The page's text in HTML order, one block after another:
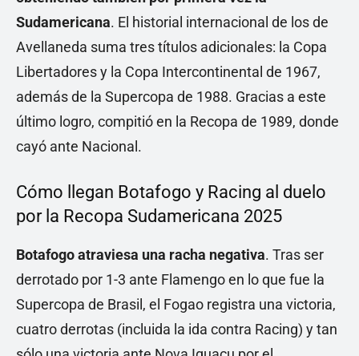
Sudamericana. El historial internacional de los de
Avellaneda suma tres títulos adicionales: la Copa
Libertadores y la Copa Intercontinental de 1967,
además de la Supercopa de 1988. Gracias a este
último logro, compitió en la Recopa de 1989, donde
cayó ante Nacional.
Cómo llegan Botafogo y Racing al duelo
por la Recopa Sudamericana 2025
Botafogo atraviesa una racha negativa. Tras ser
derrotado por 1-3 ante Flamengo en lo que fue la
Supercopa de Brasil, el Fogao registra una victoria,
cuatro derrotas (incluida la ida contra Racing) y tan